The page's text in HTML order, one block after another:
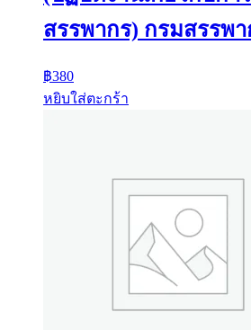
สรรพากร) กรมสรรพา
฿380
หยิบใส่ตะกร้า